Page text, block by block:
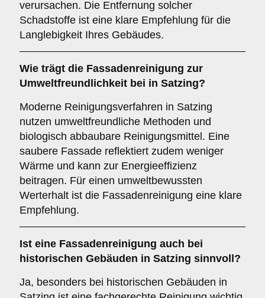
verursachen. Die Entfernung solcher
Schadstoffe ist eine klare Empfehlung für die
Langlebigkeit Ihres Gebäudes.
Wie trägt die Fassadenreinigung zur
Umweltfreundlichkeit bei in Satzing?
Moderne Reinigungsverfahren in Satzing
nutzen umweltfreundliche Methoden und
biologisch abbaubare Reinigungsmittel. Eine
saubere Fassade reflektiert zudem weniger
Wärme und kann zur Energieeffizienz
beitragen. Für einen umweltbewussten
Werterhalt ist die Fassadenreinigung eine klare
Empfehlung.
Ist eine Fassadenreinigung auch bei
historischen Gebäuden in Satzing sinnvoll?
Ja, besonders bei historischen Gebäuden in